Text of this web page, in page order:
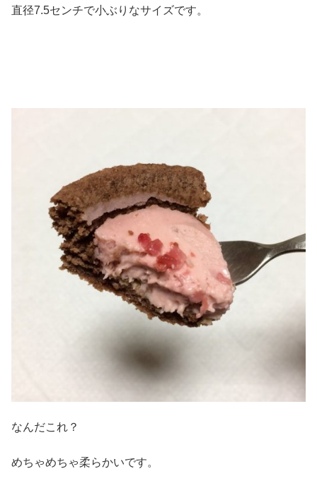
直径7.5センチで小ぶりなサイズです。
なんだこれ？
めちゃめちゃ柔らかいです。